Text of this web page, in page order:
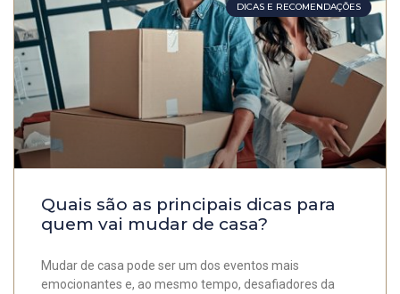
DICAS E RECOMENDAÇÕES
Quais são as principais dicas para
quem vai mudar de casa?
Mudar de casa pode ser um dos eventos mais
emocionantes e, ao mesmo tempo, desafiadores da